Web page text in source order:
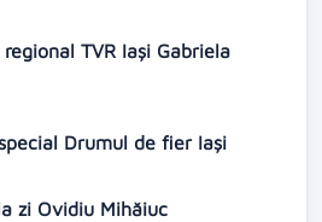
TVR Iași Gabriela
Drumul de fier Iași
zi Ovidiu Mihăiuc